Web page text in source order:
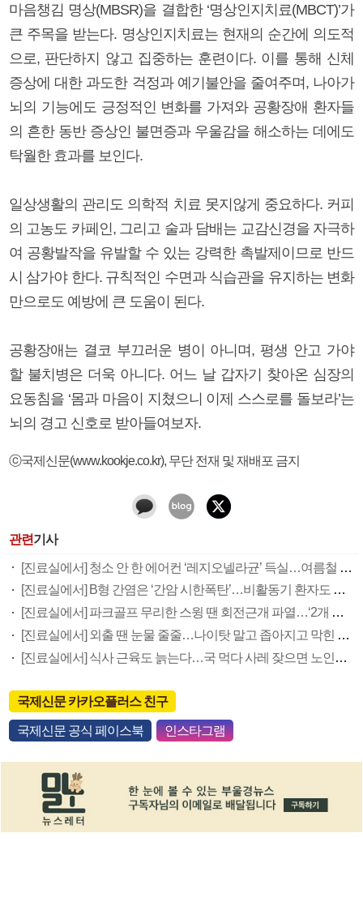
마음챙김 명상(MBSR)을 결합한 ‘명상인지치료(MBCT)’가
큰 주목을 받는다. 명상인지치료는 현재의 순간에 의도적
으로, 판단하지 않고 집중하는 훈련이다. 이를 통해 신체
증상에 대한 과도한 걱정과 예기불안을 줄여주며, 나아가
뇌의 기능에도 긍정적인 변화를 가져와 공황장애 환자들
의 흔한 동반 증상인 불면증과 우울감을 해소하는 데에도
탁월한 효과를 보인다.
일상생활의 관리도 의학적 치료 못지않게 중요하다. 커피
의 고농도 카페인, 그리고 술과 담배는 교감신경을 자극하
여 공황발작을 유발할 수 있는 강력한 촉발제이므로 반드
시 삼가야 한다. 규칙적인 수면과 식습관을 유지하는 변화
만으로도 예방에 큰 도움이 된다.
공황장애는 결코 부끄러운 병이 아니며, 평생 안고 가야
할 불치병은 더욱 아니다. 어느 날 갑자기 찾아온 심장의
요동침을 ‘몸과 마음이 지쳤으니 이제 스스로를 돌보라’는
뇌의 경고 신호로 받아들여보자.
ⓒ국제신문(www.kookje.co.kr), 무단 전재 및 재배포 금지
관련기사
[진료실에서] 청소 안 한 에어컨 ‘레지오넬라균’ 득실…여름철 폐렴 부른다
[진료실에서] B형 간염은 ‘간암 시한폭탄’…비활동기 환자도 꼭 6개월 주기 검사
[진료실에서] 파크골프 무리한 스윙 땐 회전근개 파열…‘2개 수칙’을 지켜라
[진료실에서] 외출 땐 눈물 줄줄…나이탓 말고 좁아지고 막힌 눈물길 넓혀야
[진료실에서] 식사 근육도 늙는다…국 먹다 사레 잦으면 노인성 삼킴장애 의심을
국제신문 카카오플러스 친구
국제신문 공식 페이스북 인스타그램